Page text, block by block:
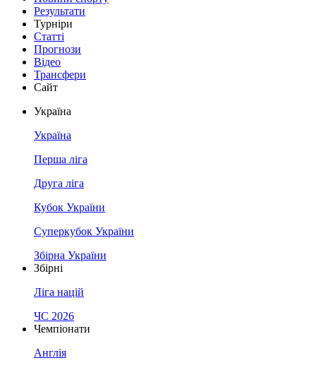
Результати
Турніри
Статті
Прогнози
Відео
Трансфери
Сайт
Україна
Україна
Перша ліга
Друга ліга
Кубок України
Суперкубок України
Збірна України
Збірні
Ліга націй
ЧС 2026
Чемпіонати
Англія